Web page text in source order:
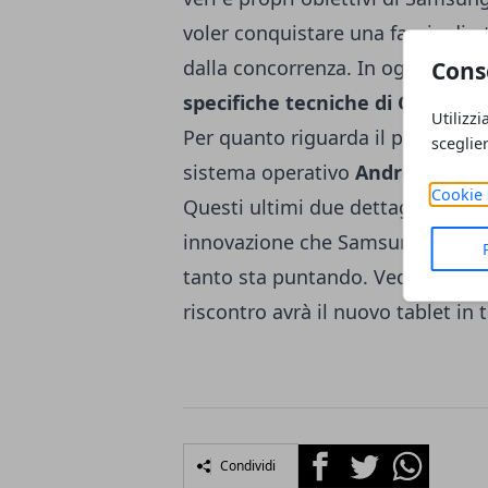
Cookie
voler conquistare una fascia di
dalla concorrenza. In ogni caso
specifiche tecniche di Galaxy
Per quanto riguarda il
sistema operativo Android 8.0
Questi ultimi due dettagli
innovazione che Samsung non
tanto sta puntando. Vedremo
riscontro avrà il nuovo tablet in
Condividi FacebookTwitterWhatsapp